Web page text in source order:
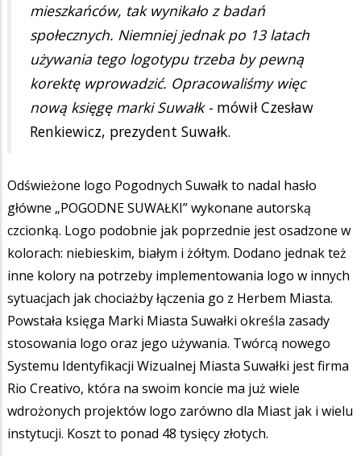
mieszkańców, tak wynikało z badań
społecznych. Niemniej jednak po 13 latach
używania tego logotypu trzeba by pewną
korektę wprowadzić. Opracowaliśmy więc
nową księgę marki Suwałk - mówił Czesław
Renkiewicz, prezydent Suwałk.
Odświeżone logo Pogodnych Suwałk to nadal hasło
główne „POGODNE SUWAŁKI” wykonane autorską
czcionką. Logo podobnie jak poprzednie jest osadzone w
kolorach: niebieskim, białym i żółtym. Dodano jednak też
inne kolory na potrzeby implementowania logo w innych
sytuacjach jak chociażby łączenia go z Herbem Miasta.
Powstała księga Marki Miasta Suwałki określa zasady
stosowania logo oraz jego używania. Twórcą nowego
Systemu Identyfikacji Wizualnej Miasta Suwałki jest firma
Rio Creativo, która na swoim koncie ma już wiele
wdrożonych projektów logo zarówno dla Miast jak i wielu
instytucji. Koszt to ponad 48 tysięcy złotych.